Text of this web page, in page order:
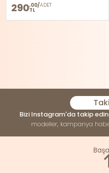
290,00/ADET
TL
Bizi Instagram'da takip
modeller, kampanya